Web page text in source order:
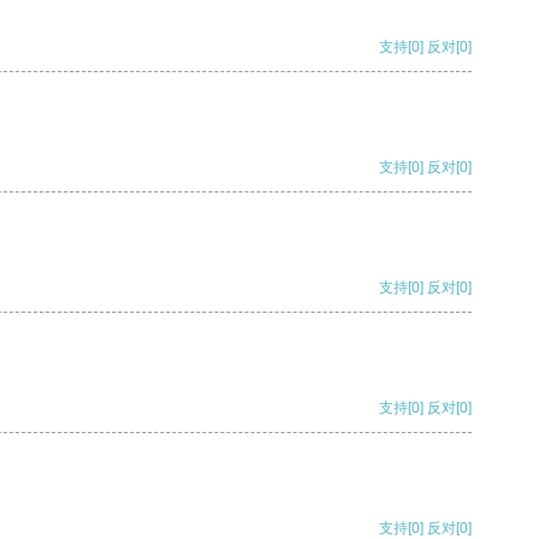
支持[0] 反对[0]
支持[0] 反对[0]
支持[0] 反对[0]
支持[0] 反对[0]
支持[0] 反对[0]